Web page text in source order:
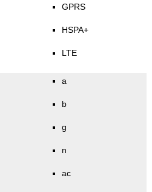
GPRS
HSPA+
LTE
a
b
g
n
ac